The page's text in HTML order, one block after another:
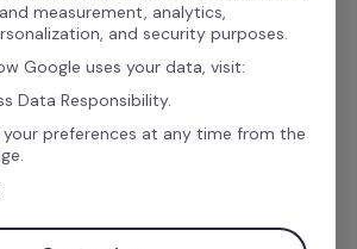
ausencias, el talento,
nómina con Factorial. El
con
IA que automatiza
para que puedas
que realmente importa: las
measurement, analytics,
and security purposes.
Google uses your data, visit:
Data Responsibility.
your preferences at any time from the